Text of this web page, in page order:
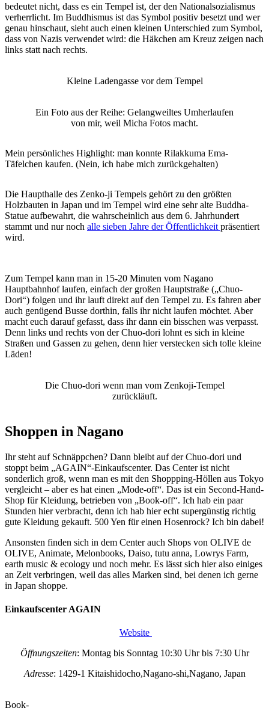
bedeutet nicht, dass es ein Tempel ist, der den Nationalsozialismus
verherrlicht. Im Buddhismus ist das Symbol positiv besetzt und wer
genau hinschaut, sieht auch einen kleinen Unterschied zum Symbol,
dass von Nazis verwendet wird: die Häkchen am Kreuz zeigen nach
links statt nach rechts.
Kleine Ladengasse vor dem Tempel
Ein Foto aus der Reihe: Gelangweiltes Umherlaufen
von mir, weil Micha Fotos macht.
Mein persönliches Highlight: man konnte Rilakkuma Ema-
Täfelchen kaufen. (Nein, ich habe mich zurückgehalten)
Die Haupthalle des Zenko-ji Tempels gehört zu den größten
Holzbauten in Japan und im Tempel wird eine sehr alte Buddha-
Statue aufbewahrt, die wahrscheinlich aus dem 6. Jahrhundert
stammt und nur noch alle sieben Jahre der Öffentlichkeit präsentiert
wird.
Zum Tempel kann man in 15-20 Minuten vom Nagano
Hauptbahnhof laufen, einfach der großen Hauptstraße („Chuo-
Dori“) folgen und ihr lauft direkt auf den Tempel zu. Es fahren aber
auch genügend Busse dorthin, falls ihr nicht laufen möchtet. Aber
macht euch darauf gefasst, dass ihr dann ein bisschen was verpasst.
Denn links und rechts von der Chuo-dori lohnt es sich in kleine
Straßen und Gassen zu gehen, denn hier verstecken sich tolle kleine
Läden!
Die Chuo-dori wenn man vom Zenkoji-Tempel
zurückläuft.
Shoppen in Nagano
Ihr steht auf Schnäppchen? Dann bleibt auf der Chuo-dori und
stoppt beim „AGAIN“-Einkaufscenter. Das Center ist nicht
sonderlich groß, wenn man es mit den Shoppping-Höllen aus Tokyo
vergleicht – aber es hat einen „Mode-off“. Das ist ein Second-Hand-
Shop für Kleidung, betrieben von „Book-off“. Ich hab ein paar
Stunden hier verbracht, denn ich hab hier echt supergünstig richtig
gute Kleidung gekauft. 500 Yen für einen Hosenrock? Ich bin dabei!
Ansonsten finden sich in dem Center auch Shops von OLIVE de
OLIVE, Animate, Melonbooks, Daiso, tutu anna, Lowrys Farm,
earth music & ecology und noch mehr. Es lässt sich hier also einiges
an Zeit verbringen, weil das alles Marken sind, bei denen ich gerne
in Japan shoppe.
Einkaufscenter AGAIN
Website
Öffnungszeiten: Montag bis Sonntag 10:30 Uhr bis 7:30 Uhr
Adresse: 1429-1 Kitaishidocho,Nagano-shi,Nagano, Japan
Book-